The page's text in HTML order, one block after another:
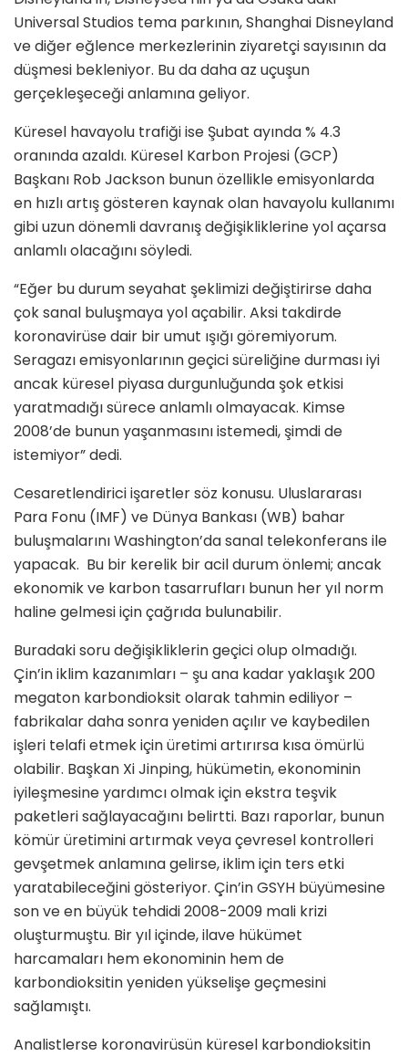
Universal Studios tema parkının, Shanghai Disneyland
ve diğer eğlence merkezlerinin ziyaretçi sayısının da
düşmesi bekleniyor. Bu da daha az uçuşun
gerçekleşeceği anlamına geliyor.
Küresel havayolu trafiği ise Şubat ayında % 4.3
oranında azaldı. Küresel Karbon Projesi (GCP)
Başkanı Rob Jackson bunun özellikle emisyonlarda
en hızlı artış gösteren kaynak olan havayolu kullanımı
gibi uzun dönemli davranış değişikliklerine yol açarsa
anlamlı olacağını söyledi.
“Eğer bu durum seyahat şeklimizi değiştirirse daha
çok sanal buluşmaya yol açabilir. Aksi takdirde
koronavirüse dair bir umut ışığı göremiyorum.
Seragazı emisyonlarının geçici süreliğine durması iyi
ancak küresel piyasa durgunluğunda şok etkisi
yaratmadığı sürece anlamlı olmayacak. Kimse
2008’de bunun yaşanmasını istemedi, şimdi de
istemiyor” dedi.
Cesaretlendirici işaretler söz konusu. Uluslararası
Para Fonu (IMF) ve Dünya Bankası (WB) bahar
buluşmalarını Washington’da sanal telekonferans ile
yapacak. Bu bir kerelik bir acil durum önlemi; ancak
ekonomik ve karbon tasarrufları bunun her yıl norm
haline gelmesi için çağrıda bulunabilir.
Buradaki soru değişikliklerin geçici olup olmadığı.
Çin’in iklim kazanımları – şu ana kadar yaklaşık 200
megaton karbondioksit olarak tahmin ediliyor –
fabrikalar daha sonra yeniden açılır ve kaybedilen
işleri telafi etmek için üretimi artırırsa kısa ömürlü
olabilir. Başkan Xi Jinping, hükümetin, ekonominin
iyileşmesine yardımcı olmak için ekstra teşvik
paketleri sağlayacağını belirtti. Bazı raporlar, bunun
kömür üretimini artırmak veya çevresel kontrolleri
gevşetmek anlamına gelirse, iklim için ters etki
yaratabileceğini gösteriyor. Çin’in GSYH büyümesine
son ve en büyük tehdidi 2008-2009 mali krizi
oluşturmuştu. Bir yıl içinde, ilave hükümet
harcamaları hem ekonominin hem de
karbondioksitin yeniden yükselişe geçmesini
sağlamıştı.
Analistlerse koronavirüsün küresel karbondioksitin